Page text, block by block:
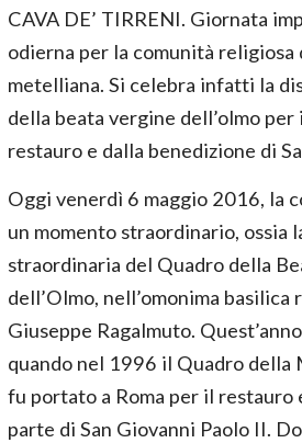
CAVA DE’ TIRRENI. Giornata
odierna per la comunità
metelliana. Si celebra infatti la
della beata vergine dell’olmo per
restauro e dalla benedizione di
Oggi venerdì 6 maggio 2016, la
un momento straordinario, ossia
straordinaria del Quadro della
dell’Olmo, nell’omonima basilica
Giuseppe Ragalmuto.
quando nel 1996 il Quadro della
fu portato a Roma per il restauro
parte di San Giovanni Paolo II.